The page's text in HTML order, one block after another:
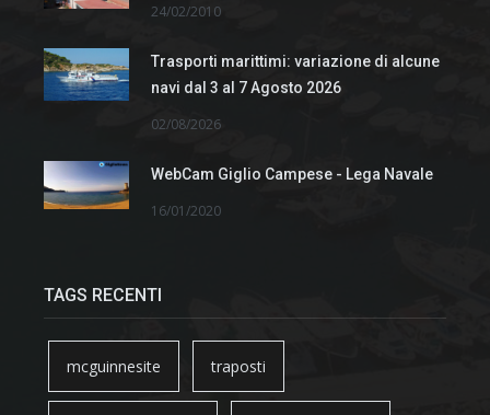
24/02/2010
Trasporti marittimi: variazione di alcune
navi dal 3 al 7 Agosto 2026
02/08/2026
WebCam Giglio Campese - Lega Navale
16/01/2020
TAGS RECENTI
mcguinnesite traposti